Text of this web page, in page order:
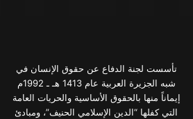
تأسست لجنة الدفاع عن حقوق الإنسان في
شبه الجزيرة العربية عام 1413 هـ ـ 1992م
إيماناً منها بالحقوق الأساسية والحريات العامة
التي كفلها “الدين الإسلامي الحنيف”، ومبادئ